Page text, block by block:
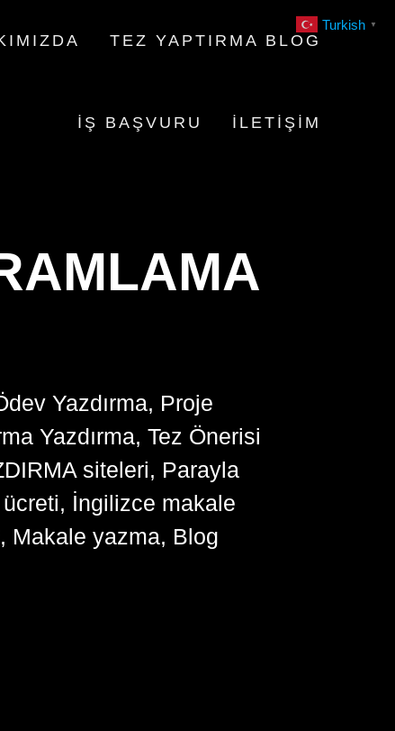
TEZ YAPTIRMA BLOG
İŞ BAŞVURU İLETIŞIM
Yazdırma, Proje
Yazdırma, Tez Önerisi
siteleri, Parayla
İngilizce makale
Makale yazma, Blog
Turkish ▼